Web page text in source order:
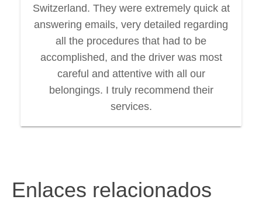
Switzerland. They were extremely quick at
answering emails, very detailed regarding
all the procedures that had to be
accomplished, and the driver was most
careful and attentive with all our
belongings. I truly recommend their
services.
Enlaces relacionados